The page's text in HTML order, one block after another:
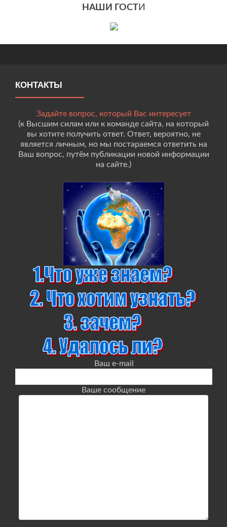
НАШИ ГОСТ И
КОНТАКТЫ
Задайте вопрос, который Вас интересует
(к Высшим силам или к команде сайта, на который
вы хотите получить ответ. Ответ, вероятно, не
является личным, но мы постараемся ответить на
Ваш вопрос, путём публикации новой информации
на сайте.)
Ваш e-mail
Ваше сообщение